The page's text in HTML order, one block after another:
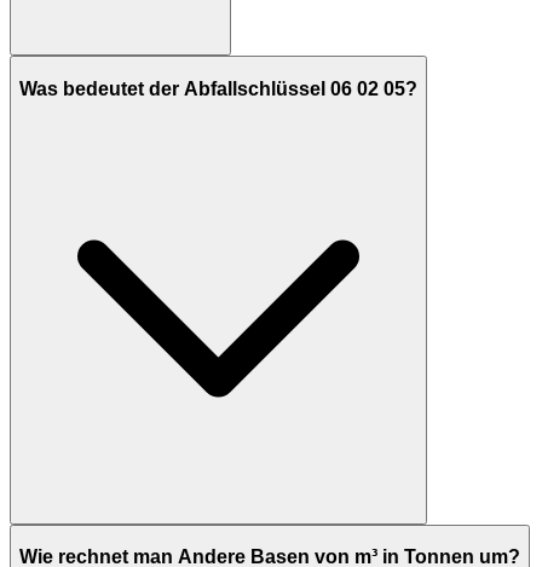
Was bedeutet der Abfallschlüssel 06 02 05?
Wie rechnet man Andere Basen von m³ in Tonnen um?